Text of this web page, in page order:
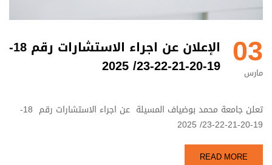
03
مارس
الإعلان عن اجراء الاستشارات رقم 18-
19-20-21-22-23/ 2025
تعلن جامعة محمد بوضياف المسيلة عن اجراء الاستشارات رقم 18-
19-20-21-22-23/ 2025
READ MORE